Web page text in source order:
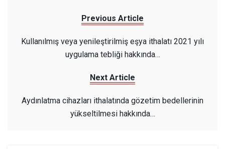
Previous Article
Kullanılmış veya yenileştirilmiş eşya ithalatı 2021 yılı
uygulama tebliği hakkında…
Next Article
Aydınlatma cihazları ithalatında gözetim bedellerinin
yükseltilmesi hakkında…